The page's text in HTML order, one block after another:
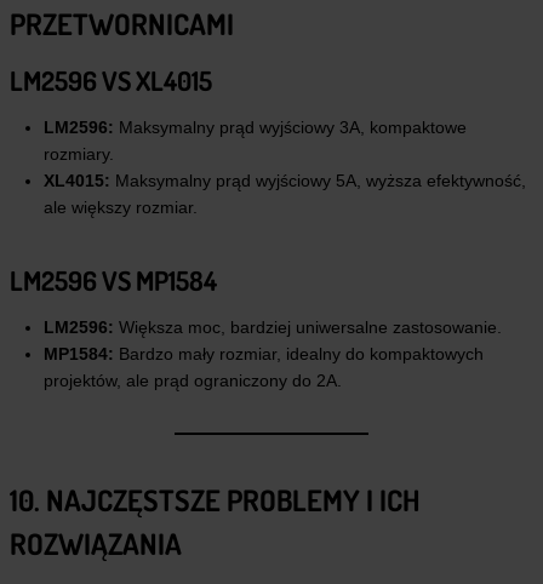
PRZETWORNICAMI
LM2596 VS XL4015
LM2596: Maksymalny prąd wyjściowy 3A, kompaktowe
rozmiary.
XL4015: Maksymalny prąd wyjściowy 5A, wyższa efektywność,
ale większy rozmiar.
LM2596 VS MP1584
LM2596: Większa moc, bardziej uniwersalne zastosowanie.
MP1584: Bardzo mały rozmiar, idealny do kompaktowych
projektów, ale prąd ograniczony do 2A.
10. NAJCZĘSTSZE PROBLEMY I ICH
ROZWIĄZANIA